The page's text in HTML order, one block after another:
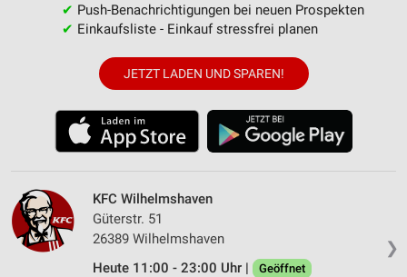
✔ Push-Benachrichtigungen bei neuen Prospekten
✔ Einkaufsliste - Einkauf stressfrei planen
JETZT LADEN UND SPAREN!
❯
KFC Wilhelmshaven
Güterstr. 51
26389 Wilhelmshaven
Heute 11:00 - 23:00 Uhr |
Geöffnet